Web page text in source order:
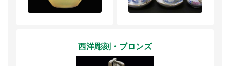
西洋彫刻・ブロンズ